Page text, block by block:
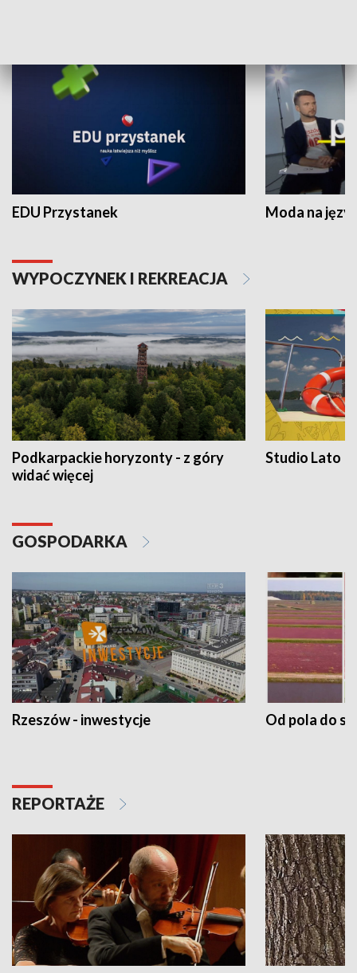
EDU Przystanek Moda na
WYPOCZYNEK I REKREACJA
Podkarpackie horyzonty - z góry
widać więcej
Studio Lato
GOSPODARKA
Rzeszów - inwestycje Od pola do
REPORTAŻE